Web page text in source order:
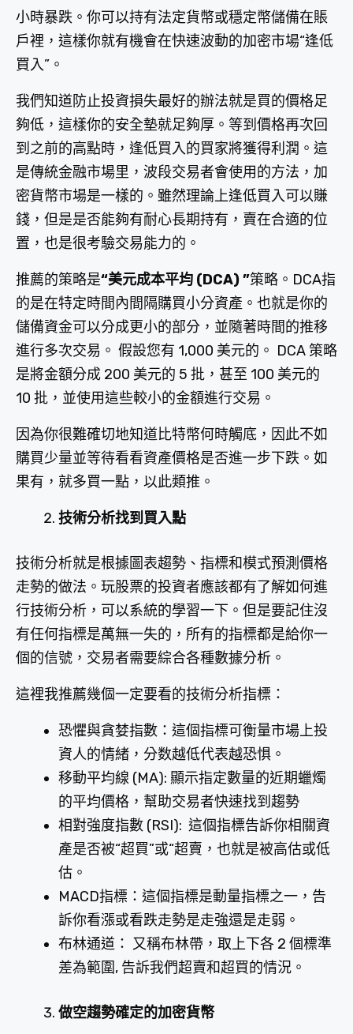
小時暴跌。你可以持有法定貨幣或穩定幣儲備在賬
戶裡，這樣你就有機會在快速波動的加密市場“逢低
買入”。
我們知道防止投資損失最好的辦法就是買的價格足
夠低，這樣你的安全墊就足夠厚。等到價格再次回
到之前的高點時，逢低買入的買家將獲得利潤。這
是傳統金融市場里，波段交易者會使用的方法，加
密貨幣市場是一樣的。雖然理論上逢低買入可以賺
錢，但是是否能夠有耐心長期持有，賣在合適的位
置，也是很考驗交易能力的。
推薦的策略是“美元成本平均 (DCA) ”策略。DCA指
的是在特定時間內間隔購買小分資產。也就是你的
儲備資金可以分成更小的部分，並隨著時間的推移
進行多次交易。 假設您有 1,000 美元的。 DCA 策略
是將金額分成 200 美元的 5 批，甚至 100 美元的
10 批，並使用這些較小的金額進行交易。
因為你很難確切地知道比特幣何時觸底，因此不如
購買少量並等待看看資產價格是否進一步下跌。如
果有，就多買一點，以此類推。
技術分析找到買入點
技術分析就是根據圖表趨勢、指標和模式預測價格
走勢的做法。玩股票的投資者應該都有了解如何進
行技術分析，可以系統的學習一下。但是要記住沒
有任何指標是萬無一失的，所有的指標都是給你一
個的信號，交易者需要綜合各種數據分析。
這裡我推薦幾個一定要看的技術分析指標：
恐懼與貪婪指數：這個指標可衡量市場上投
資人的情緒，分数越低代表越恐惧。
移動平均線 (MA): 顯示指定數量的近期蠟燭
的平均價格，幫助交易者快速找到趨勢
相對強度指數 (RSI): 這個指標告訴你相關資
產是否被“超買”或“超賣，也就是被高估或低
估。
MACD指標：這個指標是動量指標之一，告
訴你看漲或看跌走勢是走強還是走弱。
布林通道： 又稱布林帶，取上下各 2 個標準
差為範圍, 告訴我們超賣和超買的情況。
做空趨勢確定的加密貨幣